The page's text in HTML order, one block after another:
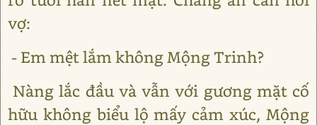
vợ:
- Em mệt lắm không Mộng Trinh?
Nàng lắc đầu và vẫn với gương mặt cố
hữu không biểu lộ mấy cảm xúc, Mộng